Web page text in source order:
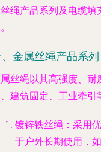
绳产品系列及电缆
金属丝绳产品系列
丝绳以其高强度、
建筑固定、工业牵
镀锌铁丝绳 ：采用
于户外长期使用，